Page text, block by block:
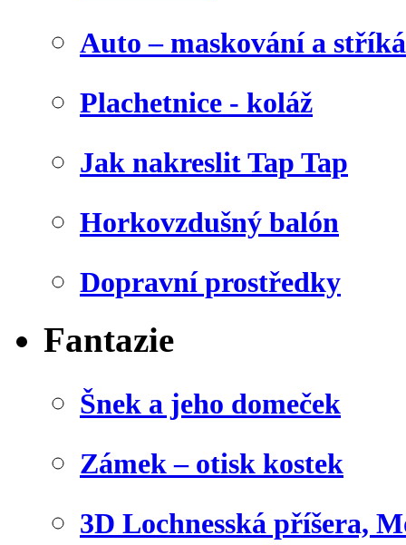
Auto – maskování a
Plachetnice - koláž
Jak nakreslit Tap Tap
Horkovzdušný balón
Dopravní prostředky
Fantazie
Šnek a jeho domeček
Zámek – otisk kostek
3D Lochnesská příšera,